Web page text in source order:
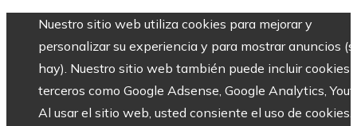
Nuestro sitio web utiliza cookies para mejorar y
personalizar su experiencia y para mostrar anuncios
hay). Nuestro sitio web también puede incluir cookies
terceros como Google Adsense, Google Analytics,
Al usar el sitio web, usted consiente el uso de cookies.